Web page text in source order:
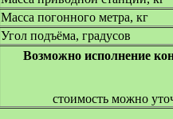
Масса погонного метра, кг
Угол подъёма, градусов
Возможно исполнение
стоимость можно